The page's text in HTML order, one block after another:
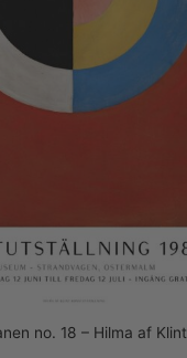
no. 18 – Hilma af Klint